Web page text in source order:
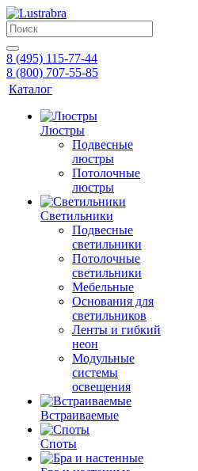
8 (495) 115-77-44
8 (800) 707-55-85
Каталог
Люстры
Подвесные
люстры
Потолочные
люстры
Светильники
Подвесные
светильники
Потолочные
светильники
Мебельные
Основания для
светильников
Ленты и гибкий
неон
Модульные
системы
освещения
Встраиваемые
Споты